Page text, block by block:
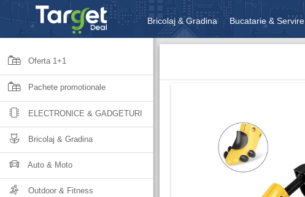
Bricolaj & Gradina Bucatarie & Servire
Unelte & Scule Jucarii, Copii & Bebe
Oferta 1+1
Pachete promotionale
ELECTRONICE & GADGETURI
Bricolaj & Gradina
Auto & Moto
Outdoor & Fitness